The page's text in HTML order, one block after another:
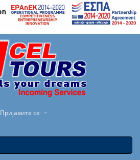
Пријавите се